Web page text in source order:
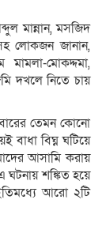
মান্নান, মসজিদ
লোকজন জানান,
মোকদ্দমা,
দখলে নিতে চায়
তেমন কোনো
বাধা বিঘ্ন ঘটিয়ে
আসামি করায়
শঙ্কিত হয়ে
আরো ২টি